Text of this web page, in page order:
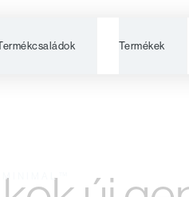
Termékek
MINIMAL™